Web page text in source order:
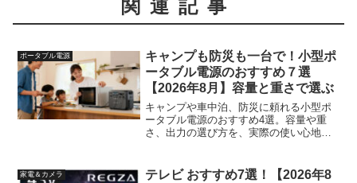
関連記事
ポータブル電源
キャンプも防災も一台で！小型ポ
ータブル電源のおすすめ７選
【2026年8月】容量と重さで選ぶ
キャンプや車中泊、防災に頼れる小型ポ
ータブル電源のおすすめ4選。容量や重
さ、出力の選び方を、実際の使い心地と
家電＆カメラ
テレビ おすすめ7選！【2026年8